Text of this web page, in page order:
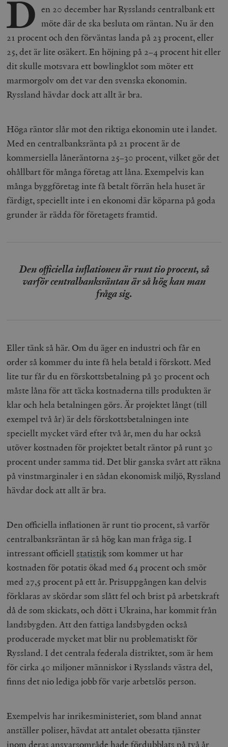
D en 20 december har Rysslands centralbank ett
möte där de ska besluta om räntan. Nu är den
21 procent och den förväntas landa på 23 procent, eller
25, det är lite osäkert. En höjning på 2–4 procent hit eller
dit skulle motsvara ett bowlingklot som möter ett
marmorgolv om det var den svenska ekonomin.
Ryssland hävdar dock att allt är bra.
Höga räntor slår mot den riktiga ekonomin ute i landet.
Med en centralbanksränta på 21 procent är de
kommersiella låneräntorna 25–30 procent, vilket gör det
ohållbart för många företag att låna. Exempelvis kan
många byggföretag inte få betalt förrän hela huset är
färdigt, speciellt inte i en ekonomi där köparna på goda
grunder är rädda för företagets framtid.
Den officiella inflationen är runt tio procent, så
varför centralbanksräntan är så hög kan man
fråga sig.
Eller tänk så här. Om du äger en industri och får en
order så kommer du inte få hela betald i förskott. Med
lite tur får du en förskottsbetalning på 30 procent och
måste låna för att täcka kostnaderna tills produkten är
klar och hela betalningen görs. Är projektet långt (till
exempel två år) är dels förskottsbetalningen inte
speciellt mycket värd efter två år, men du har också
utöver kostnaden för projektet betalt räntor på runt 30
procent under samma tid. Det blir ganska svårt att räkna
på vinstmarginaler i en sådan ekonomisk miljö, Ryssland
hävdar dock att allt är bra.
Den officiella inflationen är runt tio procent, så varför
centralbanksräntan är så hög kan man fråga sig. I
intressant officiell statistik som kommer ut har
kostnaden för potatis ökad med 64 procent och smör
med 27,5 procent på ett år. Prisuppgången kan delvis
förklaras av skördar som slått fel och brist på arbetskraft
då de som skickats, och dött i Ukraina, har kommit från
landsbygden. Att den fattiga landsbygden också
producerade mycket mat blir nu problematiskt för
Ryssland. I det centrala federala distriktet, som är hem
för cirka 40 miljoner människor i Rysslands västra del,
finns det nio lediga jobb för varje arbetslös person.
Exempelvis har inrikesministeriet, som bland annat
anställer poliser, hävdat att antalet obesatta tjänster
inom deras ansvarsområde hade fördubblats på två år